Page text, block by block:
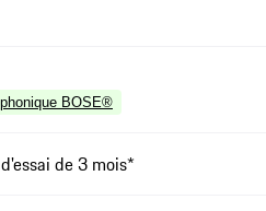
BOSE®
de 3 mois*